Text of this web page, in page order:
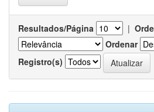
Resultados/Página |
Ordenar
Registro(s)